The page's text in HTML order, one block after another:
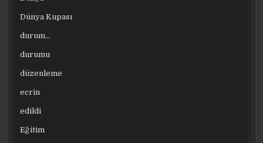
Dünya Kupası
durum…
durumu
düzenleme
ecrin
edildi
Eğitim